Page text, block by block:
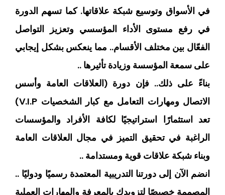
في الأسواق وتوسيع شبكة علاقاتها. كما تسهم الدورة
في رفع مستوى الأداء المؤسسي وتعزيز التواصل
الفعّال بين مختلف الأقسام.. مما ينعكس بشكل إيجابي
على سمعة المؤسسة وزيادة تأثيرها ..
بناءً على ذلك.. فإن دورة (العلاقات العامة وأسس
الاتصال ومهارات التعامل مع كبار الشخصيات V.I.P)
تعد استثمارًا استراتيجيًا لكافة الأفراد والمؤسسات
الراغبة في تحقيق التميز في مجال العلاقات العامة
وبناء شبكة علاقات قوية ومستدامة ..
انضم الآن إلى دورتنا التدريبية المعتمدة رسميًا ودوليًا ..
المصممة خصيصًا لتزويدك بالمعرفة والمهارات العملية